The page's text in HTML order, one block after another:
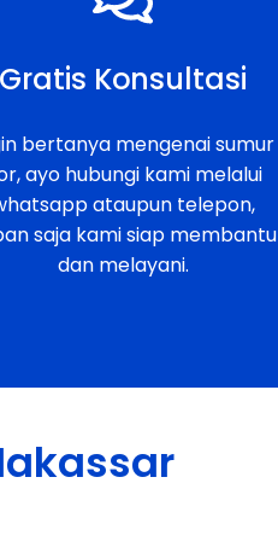
Gratis Konsultasi
bertanya mengenai sumur
ayo hubungi kami melalui
ataupun telepon,
saja kami siap membantu
dan melayani.